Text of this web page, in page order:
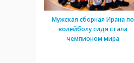
Мужская сборная Ирана по
волейболу сидя стала
чемпионом мира